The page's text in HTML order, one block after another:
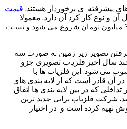
پیشرفته ای برخوردار هستند. قیمت
آن و نوع کار کرد آن دارد. معمولا
قیمت فلزیاب تصویری از 30 میلیون تومان شروع می شود و نسبت
تصویر زیر زمین به صورت سه
سال اخیر فلزیاب تصویری جزو
می شود. این فلزیاب ها با
آن قادر است که از لایه بندی های
که در بین لایه بندی ها اتفاق
شرکت فلزیاب براتی جدید ترین
تهیه کرده است و در اختیار